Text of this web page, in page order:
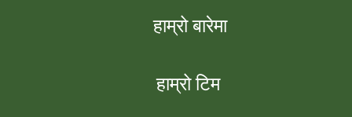
हाम्रो बारेमा
हाम्रो टिम